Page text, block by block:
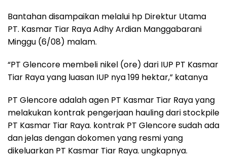
Bantahan disampaikan melalui hp Direktur Utama
PT. Kasmar Tiar Raya Adhy Ardian Manggabarani
Minggu (6/08) malam.
“PT Glencore membeli nikel (ore) dari IUP PT Kasmar
Tiar Raya yang luasan IUP nya 199 hektar,” katanya
PT Glencore adalah agen PT Kasmar Tiar Raya yang
melakukan kontrak pengerjaan hauling dari stockpile
PT Kasmar Tiar Raya. kontrak PT Glencore sudah ada
dan jelas dengan dokomen yang resmi yang
dikeluarkan PT Kasmar Tiar Raya. ungkapnya.